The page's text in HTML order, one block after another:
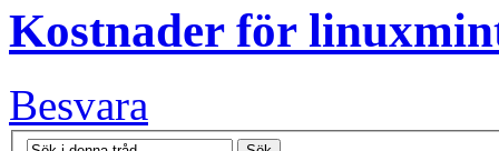
Kostnader för
Besvara